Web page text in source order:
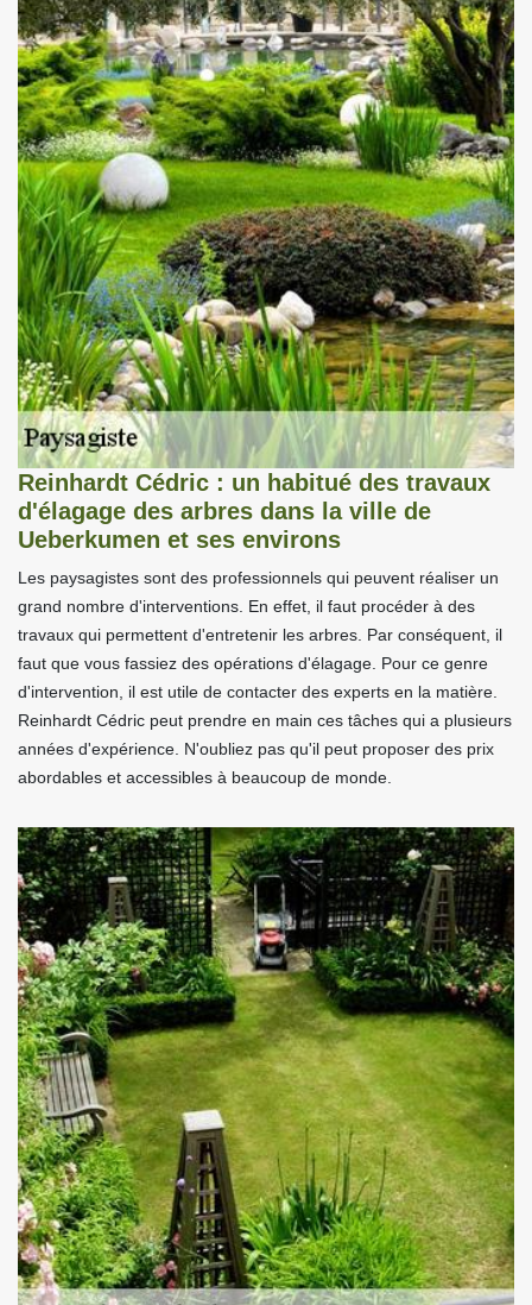
Reinhardt Cédric : un habitué des travaux
d'élagage des arbres dans la ville de
Ueberkumen et ses environs
Les paysagistes sont des professionnels qui peuvent réaliser un
grand nombre d'interventions. En effet, il faut procéder à des
travaux qui permettent d'entretenir les arbres. Par conséquent, il
faut que vous fassiez des opérations d'élagage. Pour ce genre
d'intervention, il est utile de contacter des experts en la matière.
Reinhardt Cédric peut prendre en main ces tâches qui a plusieurs
années d'expérience. N'oubliez pas qu'il peut proposer des prix
abordables et accessibles à beaucoup de monde.